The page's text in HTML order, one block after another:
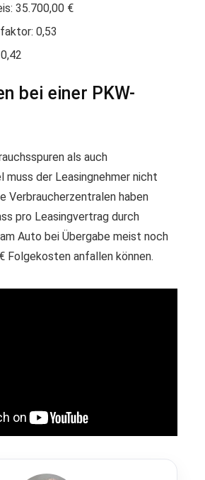
35.700,00 €
0,53
bei einer PKW-
als auch
muss der Leasingnehmer nicht
Verbraucherzentralen haben
pro Leasingvertrag durch
Auto bei Übergabe meist noch
Folgekosten anfallen können.